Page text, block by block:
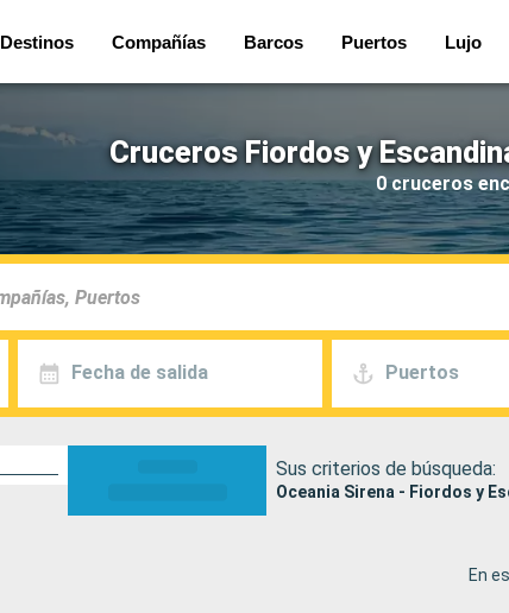
Destinos Compañías Barcos Puertos Lujo
Cruceros Fiordos y
0 cruceros
Fecha de salida Puertos
Sus criterios de búsqueda:
Oceania Sirena - Fiordos y
En